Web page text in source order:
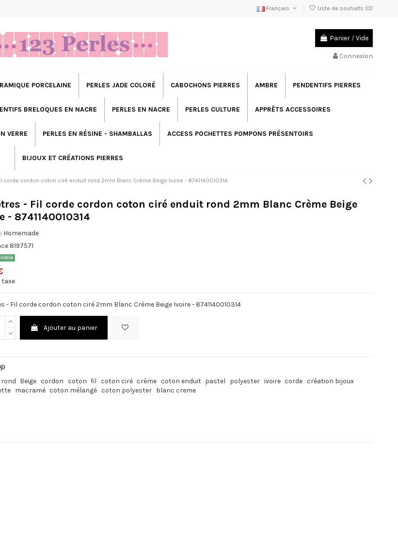
Français Liste de souhaits (0)
Panier /Vide
Connexion
PORCELAINE PERLES JADE COLORÉ CABOCHONS PIERRES AMBRE PENDENTIFS PIERRES
BRELOQUES EN NACRE PERLES EN NACRE PERLES CULTURE APPRÊTS ACCESSOIRES
VERRE PERLES EN RÉSINE - SHAMBALLAS ACCESS POCHETTES POMPONS PRÉSENTOIRS
BIJOUX ET CRÉATIONS PIERRES
corde cordon coton ciré enduit rond 2mm Blanc Crème Beige Ivoire - 8741140010314
- Fil corde cordon coton ciré enduit rond 2mm Blanc Crème Beige
- 8741140010314
Homemade
8197571
taxe
- Fil corde cordon coton ciré 2mm Blanc Crème Beige Ivoire - 8741140010314
Ajouter au panier
rond Beige cordon coton fil coton ciré crème coton enduit pastel polyester ivoire corde création bijoux
macramé coton mélangé coton polyester blanc creme